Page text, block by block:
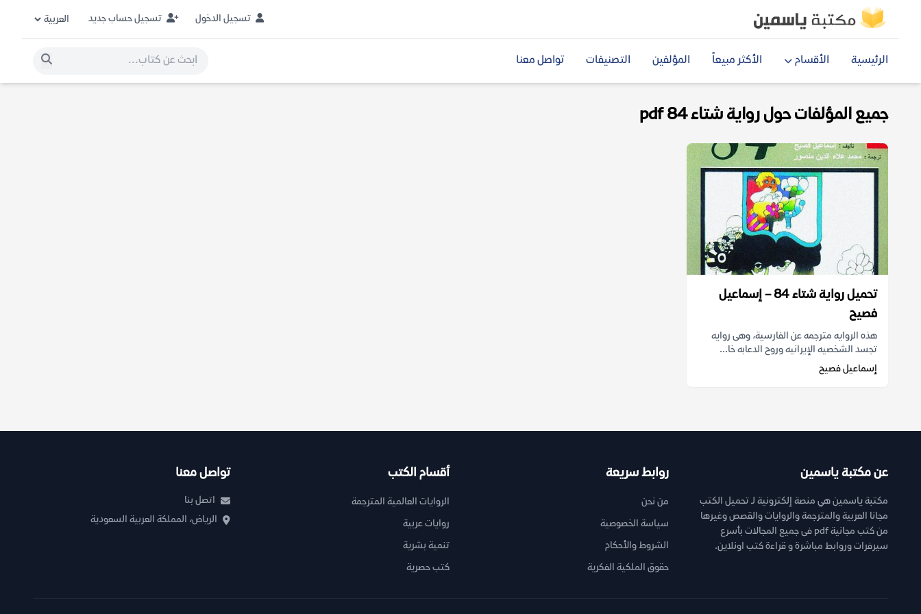
تسجيل الدخول تسجيل حساب جديد
الرئيسية الأقسام الأكثر مبيعاً المؤلفين التصنيفات تواصل معنا
جميع المؤلفات حول رواية شتاء 84 pdf
تحميل رواية شتاء 84 – إسماعيل
فصيح
هذه الروايه مترجمه عن الفارسية، وهى روايه
تجسد الشخصيه الإيرانيه وروح الدعابه خا...
إسماعيل فصيح
عن مكتبة ياسمين
مكتبة ياسمين هي منصة إلكترونية لـ تحميل الكتب
مجانا العربية والمترجمة والروايات والقصص وغيرها
من كتب مجانية pdf فى جميع المجالات بأسرع
سيرفرات وروابط مباشرة و قراءة كتب اونلاين.
روابط سريعة
من نحن
سياسة الخصوصية
الشروط والأحكام
حقوق الملكية الفكرية
أقسام الكتب
الروايات العالمية المترجمة
روايات عربية
تنمية بشرية
كتب حصرية
تواصل معنا
اتصل بنا
الرياض، المملكة العربية السعودية